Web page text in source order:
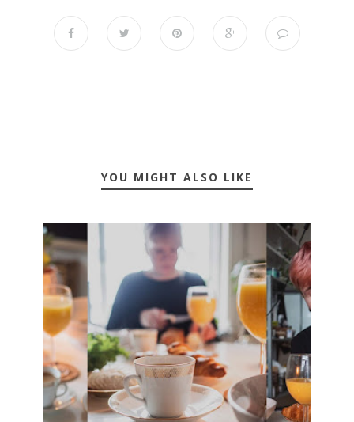
YOU MIGHT ALSO LIKE